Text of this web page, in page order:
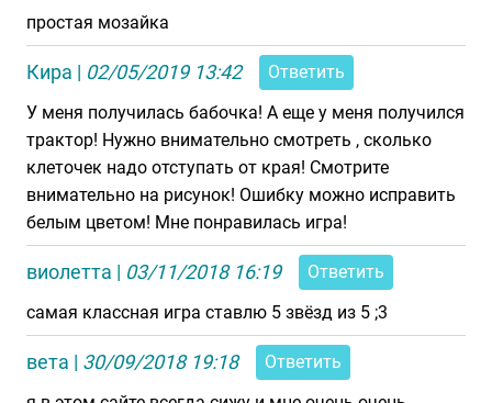
простая мозайка
Кира | 02/05/2019 13:42
Ответить
У меня получилась бабочка! А еще у меня получился
трактор! Нужно внимательно смотреть , сколько
клеточек надо отступать от края! Смотрите
внимательно на рисунок! Ошибку можно исправить
белым цветом! Мне понравилась игра!
виолетта | 03/11/2018 16:19
Ответить
самая классная игра ставлю 5 звёзд из 5 ;3
вета | 30/09/2018 19:18
Ответить